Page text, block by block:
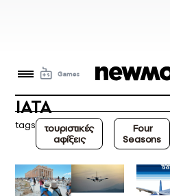
ΙΑΤΑ
tags
τουριστικές
αφίξεις
Four
Seasons